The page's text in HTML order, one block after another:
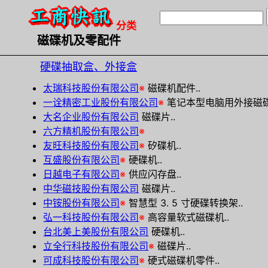
分类
磁碟机及零配件
硬碟抽取盒、外接盒
太瑞科技股份有限公司 ※磁碟机配件..
一诠精密工业股份有限公司 ※笔记本型电脑用外接磁
大名企业股份有限公司 磁碟片..
六方精机股份有限公司 ※
友旺科技股份有限公司 ※矽碟机..
互盛股份有限公司 ※硬碟机..
日越电子有限公司 ※供应闪存盘..
中华磁技股份有限公司 磁碟片..
中铵股份有限公司 ※智慧型 3. 5 寸硬碟转换架..
弘一科技股份有限公司 ※ 高容量软式磁碟机..
台北美上美股份有限公司 硬碟机..
立全行科技股份有限公司 ※磁碟片..
可成科技股份有限公司 ※硬式磁碟机零件..